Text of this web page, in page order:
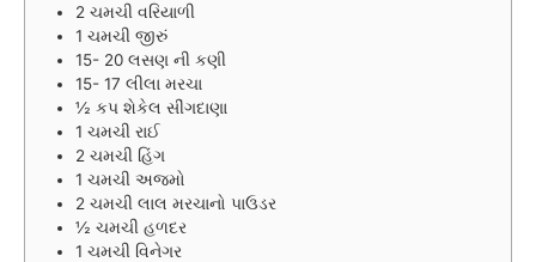
2 ચમચી વરિયાળી
1 ચમચી જીરું
15- 20 લસણ ની કણી
15- 17 લીલા મરચા
½ કપ શેકેલ સીંગદાણા
1 ચમચી રાઈ
2 ચમચી હિંગ
1 ચમચી અજમો
2 ચમચી લાલ મરચાનો પાઉડર
½ ચમચી હળદર
1 ચમચી વિનેગર